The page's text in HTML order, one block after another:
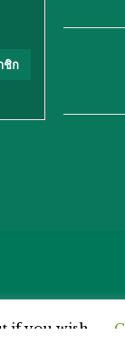
ชิก
if you wish.